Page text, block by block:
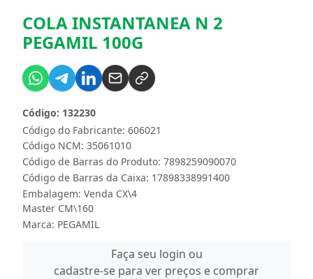
COLA INSTANTANEA N 2
PEGAMIL 100G
Código do Fabricante: 606021
Código: 132230
Código NCM: 35061010
Código de Barras do Produto: 7898259090070
Código de Barras da Caixa: 17898338991400
Embalagem: Venda CX\4
Master CM\160
Marca: PEGAMIL
Faça seu login ou
cadastre-se para ver preços e comprar